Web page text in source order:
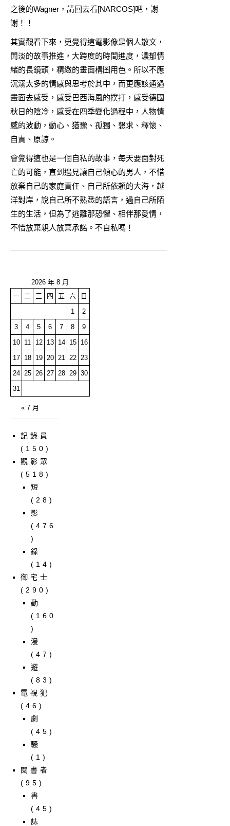
之後的Wagner，請回去看[NARCOS]吧，謝
謝！！
其實觀看下來，更覺得這電影像是個人散文，
閒淡的故事推進，大跨度的時間進度，濃郁情
緒的長鏡頭，精緻的畫面構圖用色。所以不應
沉溺太多的情感與思考於其中，而更應該通過
畫面去感受，感受巴西海風的撲打，感受德國
秋日的陰冷，感受在四季變化過程中，人物情
感的波動，動心、猶豫、孤獨、懇求、釋懷、
自責、原諒。
會覺得這也是一個自私的故事，每天要面對死
亡的可能，直到遇見讓自己傾心的男人，不惜
放棄自己的家庭責任、自己所依賴的大海，越
洋對岸，說自己所不熟悉的語言，過自己所陌
生的生活，但為了逃離那恐懼、相伴那愛情，
不惜放棄親人放棄承諾。不自私嗎！
2026 年 8 月
一
二 三 四 五 六
日
1
2
3
4 5 6 7 8
9
10
11 12 13 14 15
16
17
18 19 20 21 22
23
24
25 26 27 28 29 30
31
« 7 月
記錄員
(150)
觀影眾
(518)
短
(28)
影
(476
)
錄
(14)
御宅士
(290)
動
(160
)
漫
(47)
遊
(83)
電視犯
(46)
劇
(45)
騷
(1)
閱書者
(95)
書
(45)
誌